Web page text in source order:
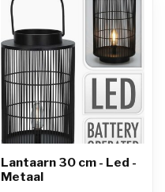
Lantaarn 30 cm - Led -
Metaal